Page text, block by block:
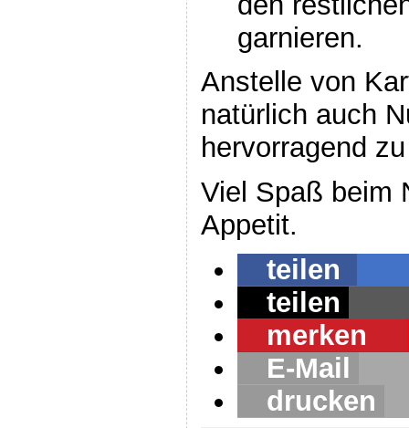
garnieren.
Anstelle von
natürlich auch
hervorragend
Viel Spaß beim
Appetit.
teilen
teilen
merken
E-Mail
drucken